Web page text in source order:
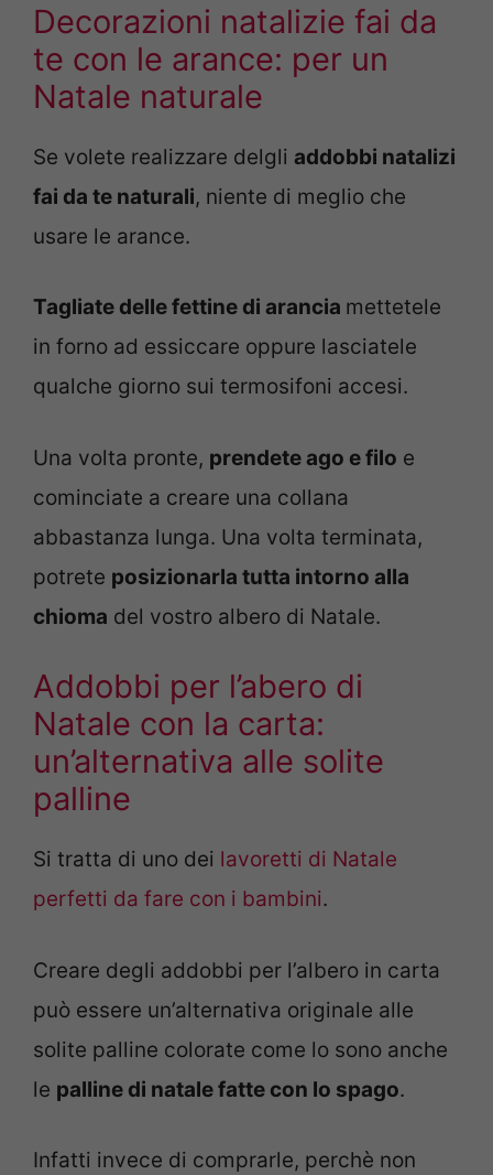
Decorazioni natalizie fai da
te con le arance: per un
Natale naturale
Se volete realizzare delgli addobbi natalizi
fai da te naturali, niente di meglio che
usare le arance.
Tagliate delle fettine di arancia mettetele
in forno ad essiccare oppure lasciatele
qualche giorno sui termosifoni accesi.
Una volta pronte, prendete ago e filo e
cominciate a creare una collana
abbastanza lunga. Una volta terminata,
potrete posizionarla tutta intorno alla
chioma del vostro albero di Natale.
Addobbi per l’abero di
Natale con la carta:
un’alternativa alle solite
palline
Si tratta di uno dei lavoretti di Natale
perfetti da fare con i bambini.
Creare degli addobbi per l’albero in carta
può essere un’alternativa originale alle
solite palline colorate come lo sono anche
le palline di natale fatte con lo spago.
Infatti invece di comprarle, perchè non